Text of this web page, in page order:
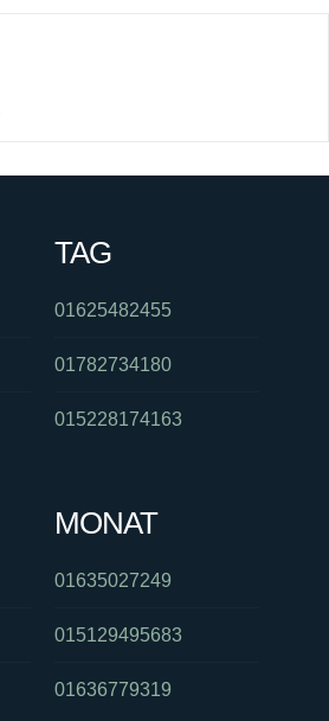
TAG
01625482455
01782734180
015228174163
MONAT
01635027249
015129495683
01636779319